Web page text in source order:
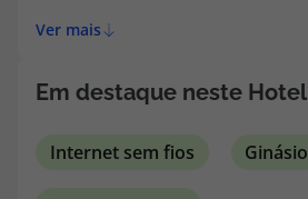
Ver mais
Em destaque neste Hotel
Internet sem fios Ginásio